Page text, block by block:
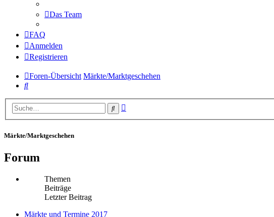
Das Team
FAQ
Anmelden
Registrieren
Foren-Übersicht Märkte/Marktgeschehen
Suche
Suche
Märkte/Marktgeschehen
Forum
Themen
Beiträge
Letzter Beitrag
Märkte und Termine 2017